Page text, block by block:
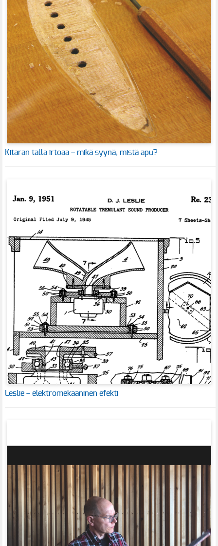
Kitaran talla irtoaa – mikä syynä, mistä apu?
Leslie – elektromekaaninen efekti